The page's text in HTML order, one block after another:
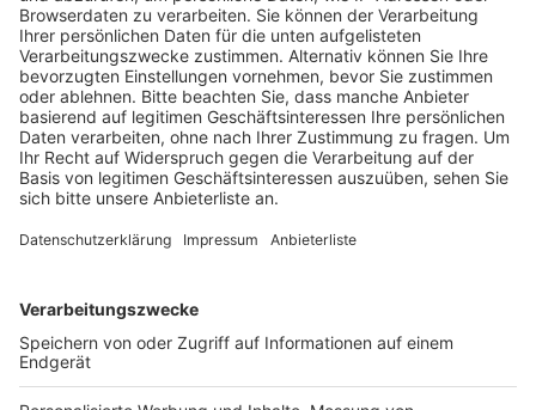
– mit dabei sind zum Beispiel Lupo oder
Planschemalöör.
Veröffentlicht:Montag, 13.06.2022 17:27
Anzeige
Jahre lang ausfallen musste, war die Planung für die
Organisatoren in diesem Jahr auch eine besondere
Herausforderung. So mussten sie Partner wie Caterer
oder Security-Unternehmen, aber auch Sponsoren für